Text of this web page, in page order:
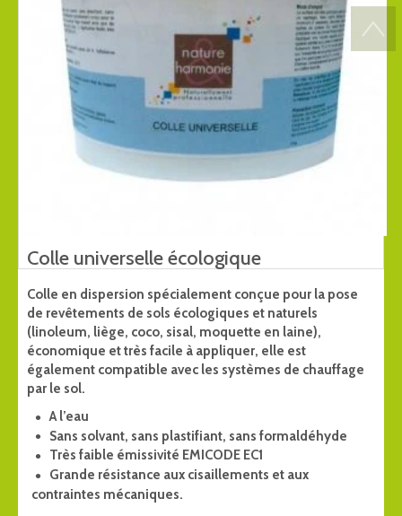
Colle universelle écologique
Colle en dispersion spécialement conçue pour la pose
de revêtements de sols écologiques et naturels
(linoleum, liège, coco, sisal, moquette en laine),
économique et très facile à appliquer, elle est
également compatible avec les systèmes de chauffage
par le sol.
A l’eau
Sans solvant, sans plastifiant, sans formaldéhyde
Très faible émissivité EMICODE EC1
Grande résistance aux cisaillements et aux
contraintes mécaniques.